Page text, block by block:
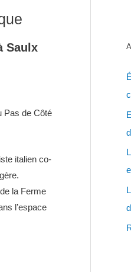
Saulx
Pas de Côté
italien co-
la Ferme
l’espace
r
r